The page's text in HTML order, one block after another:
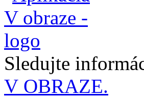
Sledujte
V OBRAZE.